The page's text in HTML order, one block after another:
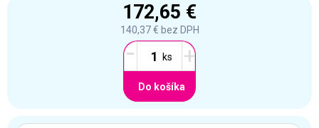
172,65 €
140,37 € bez DPH
- +
Do košíka